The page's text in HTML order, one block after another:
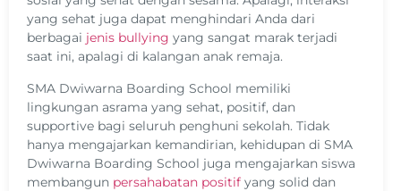
yang sehat juga dapat menghindari Anda dari
berbagai jenis bullying yang sangat marak terjadi
saat ini, apalagi di kalangan anak remaja.
SMA Dwiwarna Boarding School memiliki
lingkungan asrama yang sehat, positif, dan
supportive bagi seluruh penghuni sekolah. Tidak
hanya mengajarkan kemandirian, kehidupan di SMA
Dwiwarna Boarding School juga mengajarkan siswa
membangun persahabatan positif yang solid dan